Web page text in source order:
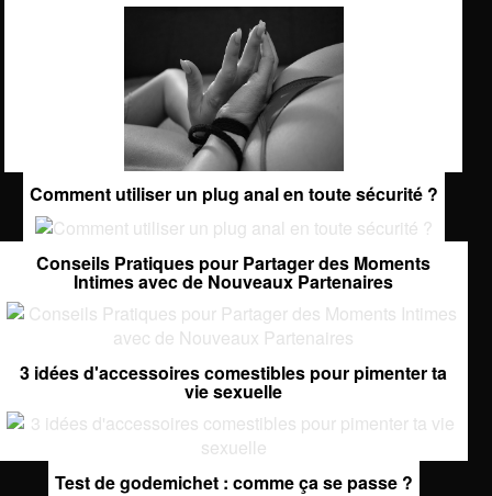
Comment utiliser un plug anal en toute sécurité ?
Conseils Pratiques pour Partager des Moments
Intimes avec de Nouveaux Partenaires
3 idées d'accessoires comestibles pour pimenter ta
vie sexuelle
Test de godemichet : comme ça se passe ?